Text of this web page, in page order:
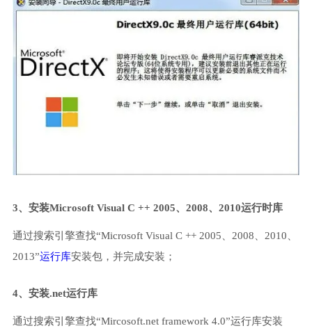
3、安装Microsoft Visual C ++ 2005、2008、2010运行时库
通过搜索引擎查找“Microsoft Visual C ++ 2005、2008、2010、
2013”运行库安装包，并完成安装；
4、安装.net运行库
通过搜索引擎查找“Mircosoft.net framework 4.0”运行库安装